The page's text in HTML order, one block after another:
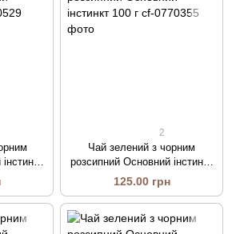
2
Чай зелений з чорним
розсипний Основний інстинкт
100 г
125.00 грн